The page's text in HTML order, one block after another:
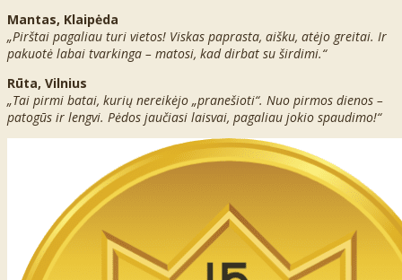
Mantas, Klaipėda
„Pirštai pagaliau turi vietos! Viskas paprasta, aišku, atėjo greitai. Ir
pakuotė labai tvarkinga – matosi, kad dirbat su širdimi.“
Rūta, Vilnius
„Tai pirmi batai, kurių nereikėjo „pranešioti“. Nuo pirmos dienos –
patogūs ir lengvi. Pėdos jaučiasi laisvai, pagaliau jokio spaudimo!“